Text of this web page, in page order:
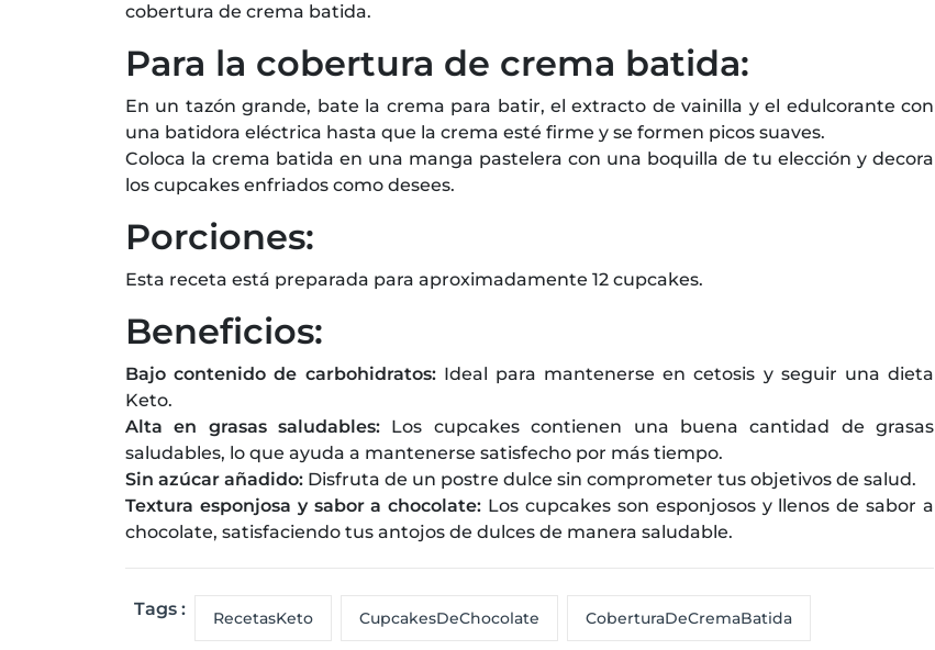
cobertura de crema batida.
Para la cobertura de crema batida:
En un tazón grande, bate la crema para batir, el extracto de vainilla y el edulcorante con
una batidora eléctrica hasta que la crema esté firme y se formen picos suaves.
Coloca la crema batida en una manga pastelera con una boquilla de tu elección y decora
los cupcakes enfriados como desees.
Porciones:
Esta receta está preparada para aproximadamente 12 cupcakes.
Beneficios:
Bajo contenido de carbohidratos:Ideal para mantenerse en cetosis y seguir una dieta
Keto.
Alta en grasas saludables: Los cupcakes contienen una buena cantidad de grasas
saludables, lo que ayuda a mantenerse satisfecho por más tiempo.
Sin azúcar añadido: Disfruta de un postre dulce sin comprometer tus objetivos de salud.
Textura esponjosa y sabor a chocolate: Los cupcakes son esponjosos y llenos de sabor a
chocolate, satisfaciendo tus antojos de dulces de manera saludable.
Tags : RecetasKeto CupcakesDeChocolate CoberturaDeCremaBatida